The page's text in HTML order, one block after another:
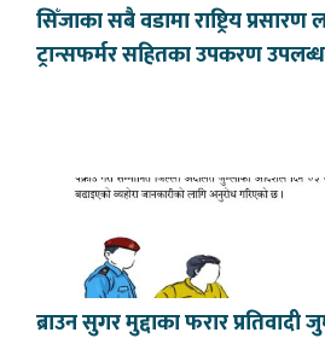
सिँजाका सबै वडामा राष्ट्रिय प्रसारण
ट्रान्सफर्मर सहितका उपकरण
ब्राउन सुगर मुद्दाका फरार प्रतिवादी